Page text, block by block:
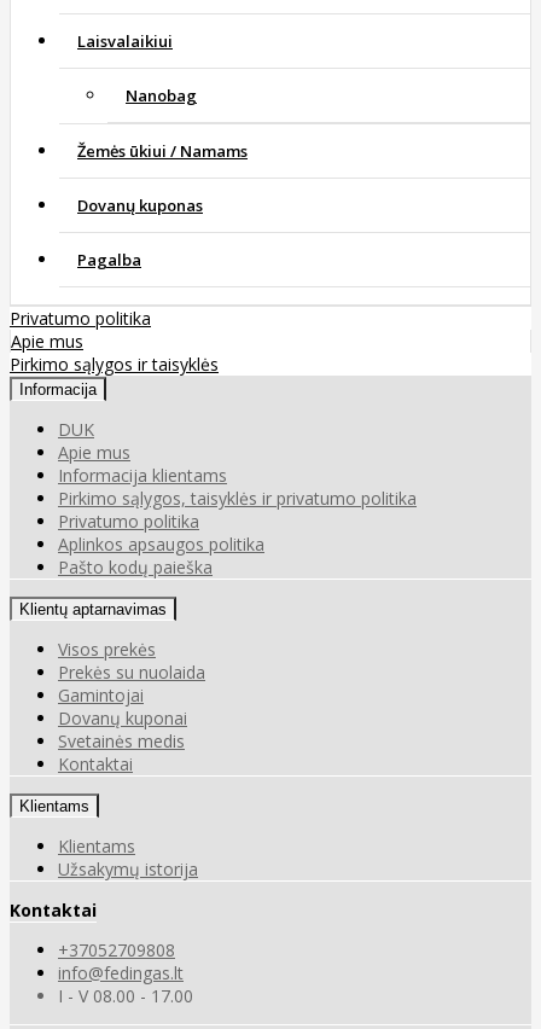
Laisvalaikiui
Nanobag
Žemės ūkiui / Namams
Dovanų kuponas
Pagalba
Privatumo politika
Apie mus
Pirkimo sąlygos ir taisyklės
Informacija
DUK
Apie mus
Informacija klientams
Pirkimo sąlygos, taisyklės ir privatumo politika
Privatumo politika
Aplinkos apsaugos politika
Pašto kodų paieška
Klientų aptarnavimas
Visos prekės
Prekės su nuolaida
Gamintojai
Dovanų kuponai
Svetainės medis
Kontaktai
Klientams
Klientams
Užsakymų istorija
Kontaktai
+37052709808
info@fedingas.lt
I - V 08.00 - 17.00